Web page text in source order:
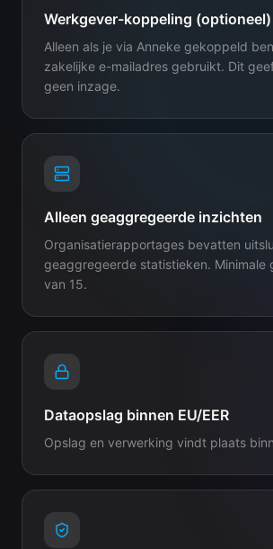
Werkgever-koppeling (optioneel)
Alleen als je via Anneke gekoppeld
zakelijke e-mailadres gebruikt. Dit
geen inzage.
Alleen geaggregeerde inzichten
Organisatierapportages bevatten
geaggregeerde statistieken. Minimale
van 15.
Dataopslag binnen EU/EER
Opslag en verwerking vindt plaats